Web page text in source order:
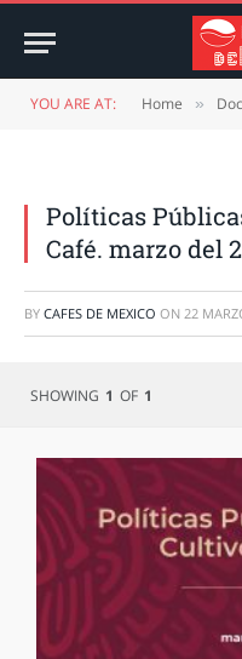
YOU ARE AT: Home »
Políticas
Café. marzo del
BY CAFES DE MEXICO ON 22
SHOWING 1 OF 1